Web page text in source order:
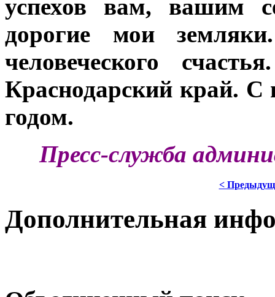
успехов вам, вашим
дорогие мои
человеческого
Краснодарский край.
годом.
Пресс-служба
<
Дополнительная